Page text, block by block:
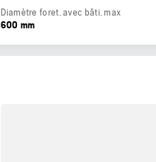
Diamètre foret, avec bâti, max
600 mm